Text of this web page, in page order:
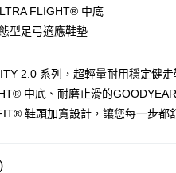
提供，台灣大哥大用戶可立即使用無須
付你分期」，訂單成立後會自動跳轉到
，選擇欲分期的期數、繳款截止日，確
期數及費用金額請依後續交易確認頁面
如未前往確認交易或遇審核未通過，訂
未通過狀況，表示未達大哥付你分期系
帳單，「大哥付你分期」於每月結算日
FLIGHT® 中底
型足弓適應鞋墊
2.0 系列，超輕量耐用穩定健
中底、耐磨止滑的
鞋頭加寬設計，讓您每一步都